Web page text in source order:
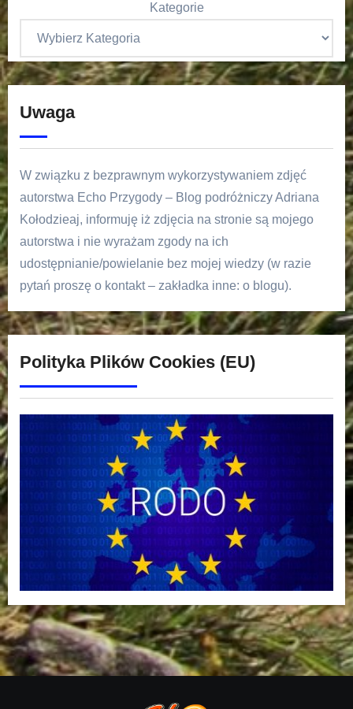
Kategorie
Uwaga
W związku z bezprawnym wykorzystywaniem zdjęć
autorstwa Echo Przygody – Blog podróżniczy Adriana
Kołodzieaj, informuję iż zdjęcia na stronie są mojego
autorstwa i nie wyrażam zgody na ich
udostępnianie/powielanie bez mojej wiedzy (w razie
pytań proszę o kontakt – zakładka inne: o blogu).
Polityka Plików Cookies (EU)